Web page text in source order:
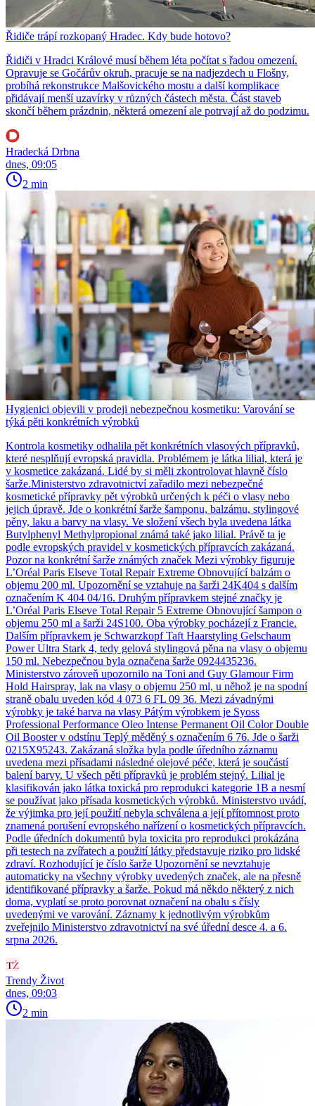
Řidiče trápí rozkopaný Hradec. Kdy bude hotovo?
Řidiči v Hradci Králové musí během léta počítat s řadou omezení.
Opravuje se Gočárův okruh, pracuje se na nadjezdech u Flošny,
probíhá rekonstrukce Malšovického mostu a další komplikace
přidávají menší uzavírky v různých částech města. Část staveb
skončí během prázdnin, některá omezení ale potrvají až do podzimu.
Hradecká Drbna
dnes, 09:05
2 min
Hygienici objevili v prodeji nebezpečnou kosmetiku: Varování se
týká pěti konkrétních výrobků
Kontrola kosmetiky odhalila pět konkrétních vlasových přípravků,
které nesplňují evropská pravidla. Problémem je látka lilial, která je
v kosmetice zakázaná. Lidé by si měli zkontrolovat hlavně číslo
šarže.Ministerstvo zdravotnictví zařadilo mezi nebezpečné
kosmetické přípravky pět výrobků určených k péči o vlasy nebo
jejich úpravě. Jde o konkrétní šarže šamponu, balzámu, stylingové
pěny, laku a barvy na vlasy. Ve složení všech byla uvedena látka
Butylphenyl Methylpropional známá také jako lilial. Právě ta je
podle evropských pravidel v kosmetických přípravcích zakázaná.
Pozor na konkrétní šarže známých značek Mezi výrobky figuruje
L’Oréal Paris Elseve Total Repair Extreme Obnovující balzám o
objemu 200 ml. Upozornění se vztahuje na šarži 24K404 s dalším
označením K 404 04/16. Druhým přípravkem stejné značky je
L’Oréal Paris Elseve Total Repair 5 Extreme Obnovující šampon o
objemu 250 ml a šarži 24S100. Oba výrobky pocházejí z Francie.
Dalším přípravkem je Schwarzkopf Taft Haarstyling Gelschaum
Power Ultra Stark 4, tedy gelová stylingová pěna na vlasy o objemu
150 ml. Nebezpečnou byla označena šarže 0924435236.
Ministerstvo zároveň upozornilo na Toni and Guy Glamour Firm
Hold Hairspray, lak na vlasy o objemu 250 ml, u něhož je na spodní
straně obalu uveden kód 4 073 6 FL 09 36. Mezi závadnými
výrobky je také barva na vlasy Pátým výrobkem je Syoss
Professional Performance Oleo Intense Permanent Oil Color Double
Oil Booster v odstínu Teplý měděný s označením 6 76. Jde o šarži
0215X95243. Zakázaná složka byla podle úředního záznamu
uvedena mezi přísadami následné olejové péče, která je součástí
balení barvy. U všech pěti přípravků je problém stejný. Lilial je
klasifikován jako látka toxická pro reprodukci kategorie 1B a nesmí
se používat jako přísada kosmetických výrobků. Ministerstvo uvádí,
že výjimka pro její použití nebyla schválena a její přítomnost proto
znamená porušení evropského nařízení o kosmetických přípravcích.
Podle úředních dokumentů byla toxicita pro reprodukci prokázána
při testech na zvířatech a použití látky představuje riziko pro lidské
zdraví. Rozhodující je číslo šarže Upozornění se nevztahuje
automaticky na všechny výrobky uvedených značek, ale na přesně
identifikované přípravky a šarže. Pokud má někdo některý z nich
doma, vyplatí se proto porovnat označení na obalu s čísly
uvedenými ve varování. Záznamy k jednotlivým výrobkům
zveřejnilo Ministerstvo zdravotnictví na své úřední desce 4. a 6.
srpna 2026.
Trendy Život
dnes, 09:03
2 min